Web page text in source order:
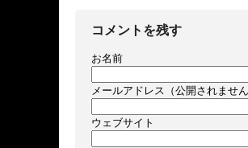
コメントを残す
お名前
メールアドレス（公開されませ
ウェブサイト